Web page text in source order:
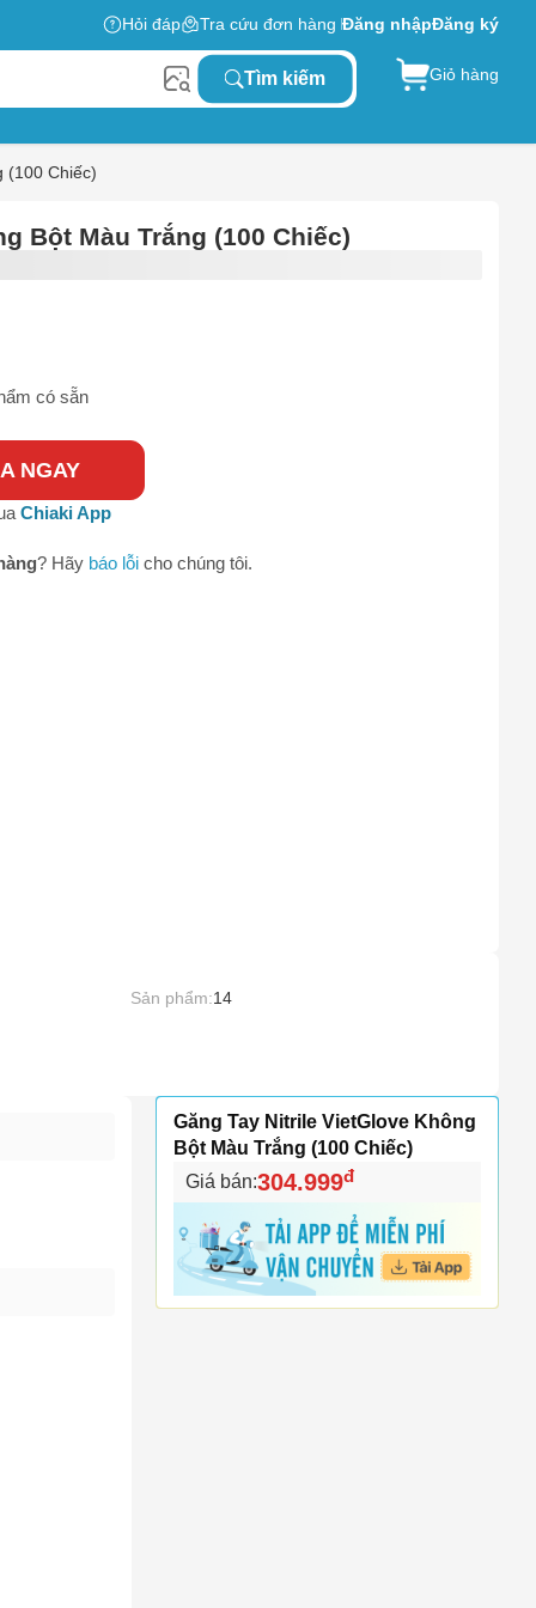
Hỏi đáp Tra cứu đơn hàng Đăng nhậpĐăng ký
Tìm kiếm Giỏ hàng
(100 Chiếc)
Bột Màu Trắng (100 Chiếc)
có sẵn
NGAY
Chiaki App
? Hãy báo lỗi cho chúng tôi.
Sản phẩm:14
Găng Tay Nitrile VietGlove Không
Bột Màu Trắng (100 Chiếc)
Giá bán:304.999đ